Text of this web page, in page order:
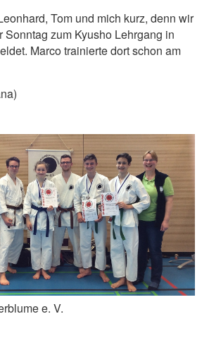
Tom und mich kurz, denn wir
Sonntag zum Kyusho Lehrgang in
Marco trainierte dort schon am
e. V.